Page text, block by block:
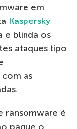
em
Kaspersky
e blinda os
ataques tipo
as
ransomware é
pague o